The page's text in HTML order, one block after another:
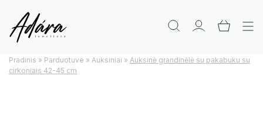
Pradinis » Parduotuve » Auksiniai » Auksinė grandinėlė su pakabuku su
cirkoniais 42-45 cm